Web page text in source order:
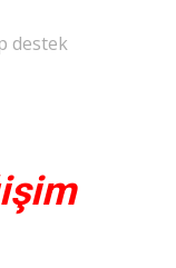
destek